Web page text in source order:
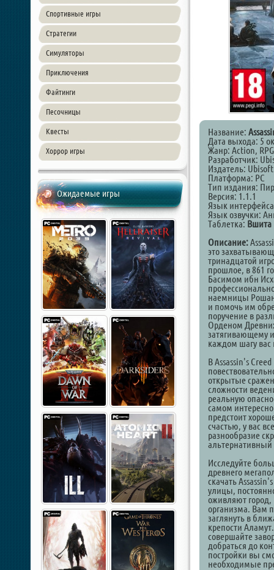
Спортивные игры
Стратегии
Симуляторы
Приключения
Файтинги
Песочницы
Квесты
Хоррор игры
Ожидаемые игры
Название:
Дата выхода: 5
Жанр: Action,
Разработчик:
Издатель: Ubisoft
Платформа: PC
Тип издания:
Версия: 1.1.1
Язык
Язык озвучки:
Таблетка: Вшита
Описание:
это
тринадцатой
прошлое, в 861
Басимом ибн
наемницы
и помочь им
поручение в
Орденом
затягивающему
каждом шагу вас
В Assassin's
открытые
сложности
реальную
самом
предстоит
счастью, у вас
разнообразие
альтернативный
Исследуйте
древнего
скачать
улицы,
оживляют город,
организма. Вам
заглянуть в
крепости
совершайте
добраться до
постройки вы
необходимые